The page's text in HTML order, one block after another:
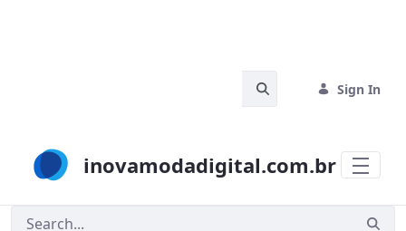
Sign In
inovamodadigital.com.br
Search